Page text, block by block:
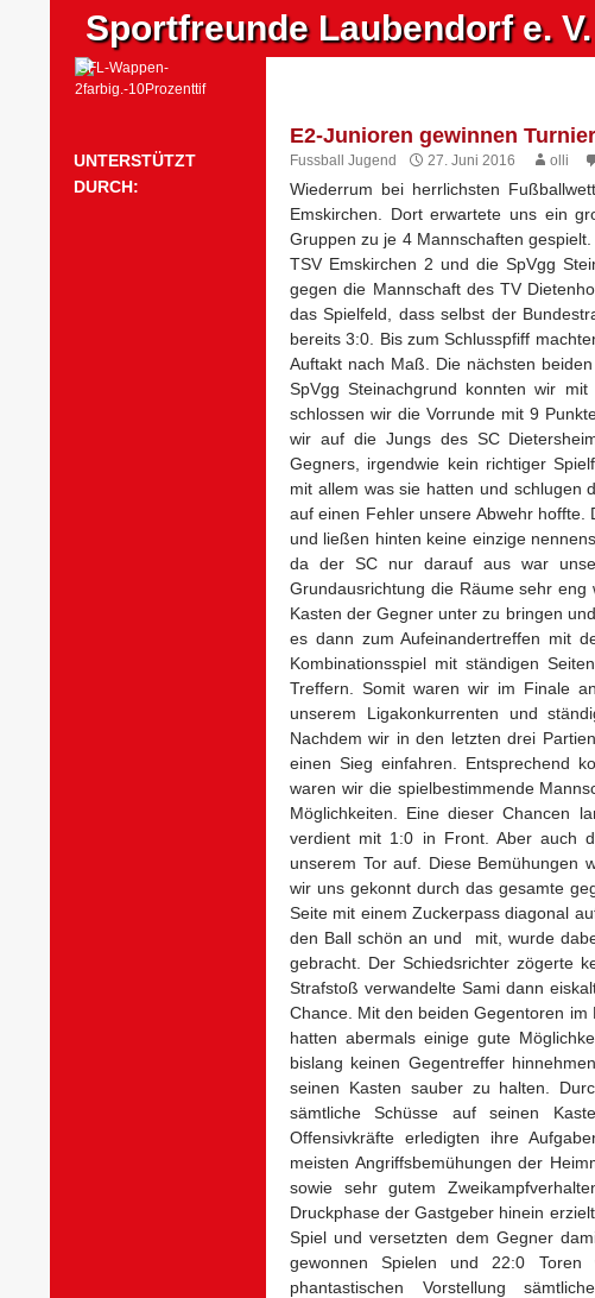
Sportfreunde Laubendorf e. V.
Suchen
E2-Junioren gewinnen
Fussball Jugend 27. Juni 2016 olli
Wiederrum bei herrlichsten
Emskirchen. Dort erwartete uns ein
Gruppen zu je 4 Mannschaften
TSV Emskirchen 2 und die SpVgg
gegen die Mannschaft des TV
das Spielfeld, dass selbst der
bereits 3:0. Bis zum Schlusspfiff
Auftakt nach Maß. Die nächsten
SpVgg Steinachgrund konnten wir
schlossen wir die Vorrunde mit 9
wir auf die Jungs des SC
Gegners, irgendwie kein richtiger
mit allem was sie hatten und schlugen
auf einen Fehler unsere Abwehr
und ließen hinten keine einzige
da der SC nur darauf aus war
Grundausrichtung die Räume sehr
Kasten der Gegner unter zu bringen
es dann zum Aufeinandertreffen mit
Kombinationsspiel mit ständigen
Treffern. Somit waren wir im Finale
unserem Ligakonkurrenten und
Nachdem wir in den letzten drei
einen Sieg einfahren. Entsprechend
waren wir die spielbestimmende
Möglichkeiten. Eine dieser Chancen
verdient mit 1:0 in Front. Aber auch
unserem Tor auf. Diese Bemühungen
wir uns gekonnt durch das gesamte
Seite mit einem Zuckerpass diagonal
den Ball schön an und mit, wurde
gebracht. Der Schiedsrichter zögerte
Strafstoß verwandelte Sami dann
Chance. Mit den beiden Gegentoren
hatten abermals einige gute
bislang keinen Gegentreffer
seinen Kasten sauber zu halten.
sämtliche Schüsse auf seinen
Offensivkräfte erledigten ihre
meisten Angriffsbemühungen der
sowie sehr gutem
Druckphase der Gastgeber hinein
Spiel und versetzten dem Gegner
gewonnen Spielen und 22:0
phantastischen Vorstellung
UNTERSTÜTZT
DURCH: